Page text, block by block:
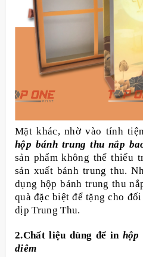
Mặt khác, nhờ vào tính
hộp bánh trung thu nắp
sản phẩm không thể thiếu
sản xuất bánh trung thu.
dụng hộp bánh trung thu
quà đặc biệt để tặng cho
dịp Trung Thu.
2.Chất liệu dùng để in hộp
diêm